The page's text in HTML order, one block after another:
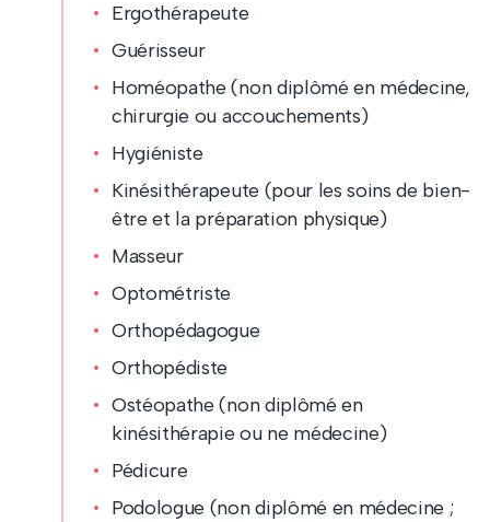
Ergothérapeute
Guérisseur
Homéopathe (non diplômé en médecine,
chirurgie ou accouchements)
Hygiéniste
Kinésithérapeute (pour les soins de bien-
être et la préparation physique)
Masseur
Optométriste
Orthopédagogue
Orthopédiste
Ostéopathe (non diplômé en
kinésithérapie ou ne médecine)
Pédicure
Podologue (non diplômé en médecine ;